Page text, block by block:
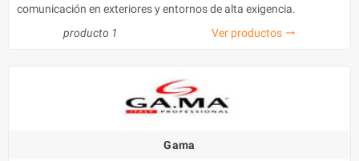
comunicación en exteriores y entornos de alta exigencia.
producto 1
Ver productos trending_flat
Gama